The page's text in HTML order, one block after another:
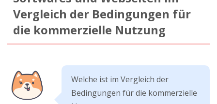
Vergleich der Bedingungen für
die kommerzielle Nutzung
Welche ist im Vergleich der
Bedingungen für die kommerzielle